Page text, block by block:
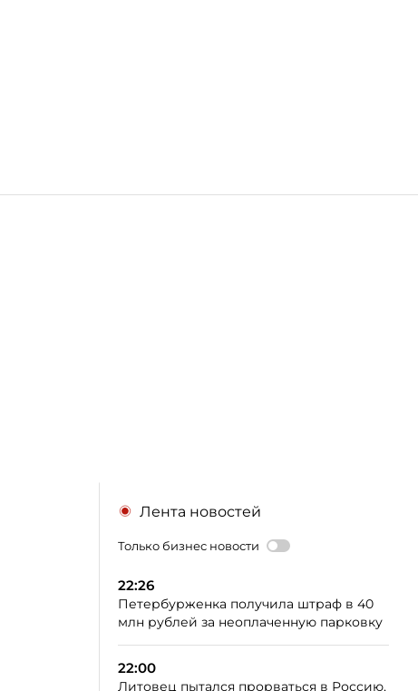
Лента новостей
Только бизнес новости
22:26
Петербурженка получила штраф в 40
млн рублей за неоплаченную парковку
22:00
Литовец пытался прорваться в Россию,